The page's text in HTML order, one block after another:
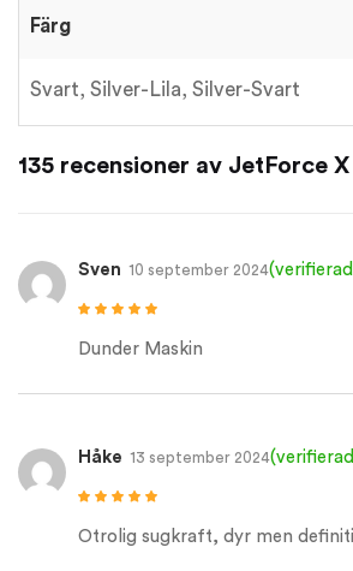
Färg
Svart, Silver-Lila, Silver-Svart
135 recensioner av JetForce
5
Sven 10 september 2024
Dunder Maskin
5
Håke 13 september 2024
Otrolig sugkraft, dyr men